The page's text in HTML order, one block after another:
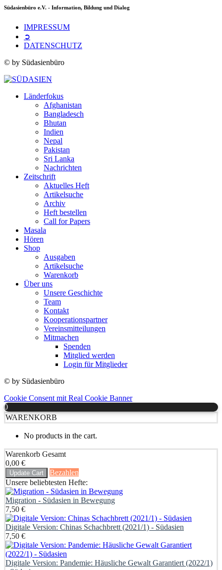
Südasienbüro e.V. - Information, Bildung und Dialog
IMPRESSUM
➲
DATENSCHUTZ
© by Südasienbüro
Länderfokus
Afghanistan
Bangladesch
Bhutan
Indien
Nepal
Pakistan
Sri Lanka
Nachrichten
Zeitschrift
Aktuelles Heft
Artikelsuche
Archiv
Heft bestellen
Call for Papers
Masala
Hören
Shop
Ausgaben
Artikelsuche
Warenkorb
Über uns
Unsere Geschichte
Team
Kontakt
Kooperationspartner
Vereinsmitteilungen
Mitmachen
Spenden
Mitglied werden
Login für Mitglieder
© by Südasienbüro
Cookie Consent mit Real Cookie Banner
0
WARENKORB
No products in the cart.
Warenkorb Gesamt
0,00 €
Update Cart
Bezahlen
Unsere beliebtesten Hefte:
Migration - Südasien in Bewegung
7,50 €
Digitale Version: Chinas Schachbrett (2021/1) - Südasien
7,50 €
Digitale Version: Pandemie: Häusliche Gewalt Garantiert (2022/1)